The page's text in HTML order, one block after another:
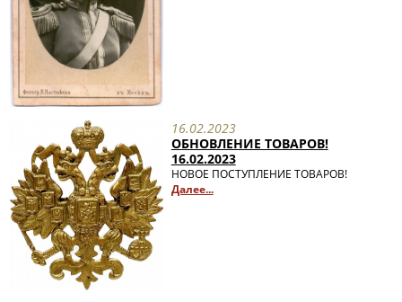
16.02.2023
ОБНОВЛЕНИЕ ТОВАРОВ!
16.02.2023
НОВОЕ ПОСТУПЛЕНИЕ ТОВАРОВ!
Далее...